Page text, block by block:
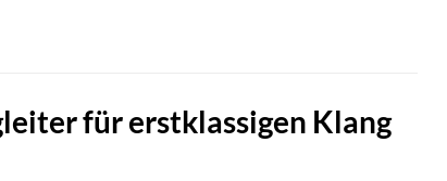
für erstklassigen Klang